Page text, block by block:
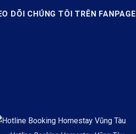
DÕI CHÚNG TÔI TRÊN FANPAGE